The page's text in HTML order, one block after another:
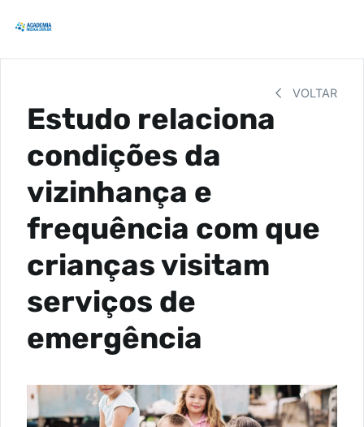
VOLTAR
Estudo relaciona
condições da
vizinhança e
frequência com que
crianças visitam
serviços de
emergência